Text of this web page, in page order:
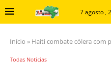
7 agosto ,
Início » Haiti combate cólera com
Todas Noticias